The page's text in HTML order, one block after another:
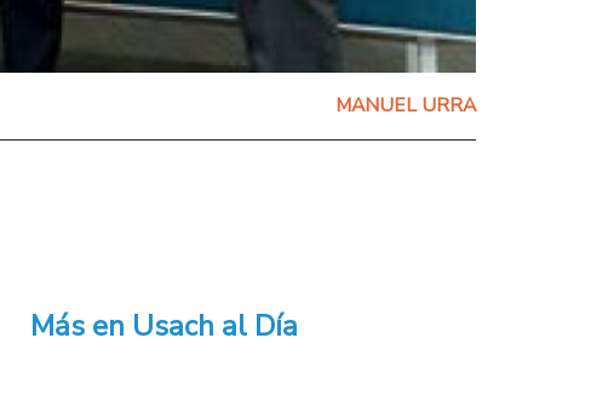
MANUEL URRA
Más en Usach al Día